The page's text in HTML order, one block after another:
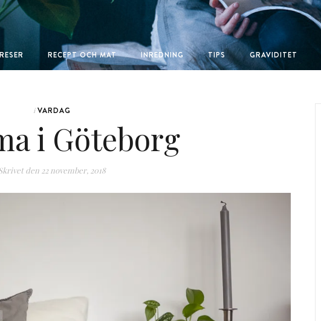
RECEPT OCH MAT INREDNING TIPS GRAVIDITET
i VARDAG
i Göteborg
den 22 november, 2018